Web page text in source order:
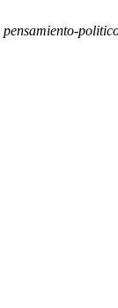
pensamiento-